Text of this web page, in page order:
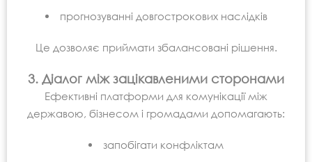
прогнозуванні довгострокових наслідків
Це дозволяє приймати збалансовані рішення.
3. Діалог між зацікавленими сторонами
Ефективні платформи для комунікації між
державою, бізнесом і громадами допомагають:
запобігати конфліктам